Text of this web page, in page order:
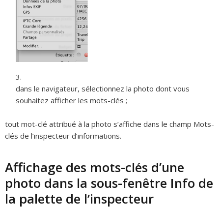
dans le navigateur, sélectionnez la photo dont vous
souhaitez afficher les mots-clés ;
tout mot-clé attribué à la photo s’affiche dans le champ Mots-
clés de l’inspecteur d’informations.
Affichage des mots-clés d’une
photo dans la sous-fenêtre Info de
la palette de l’inspecteur